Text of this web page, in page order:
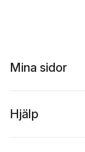
Mina sidor
Hjälp